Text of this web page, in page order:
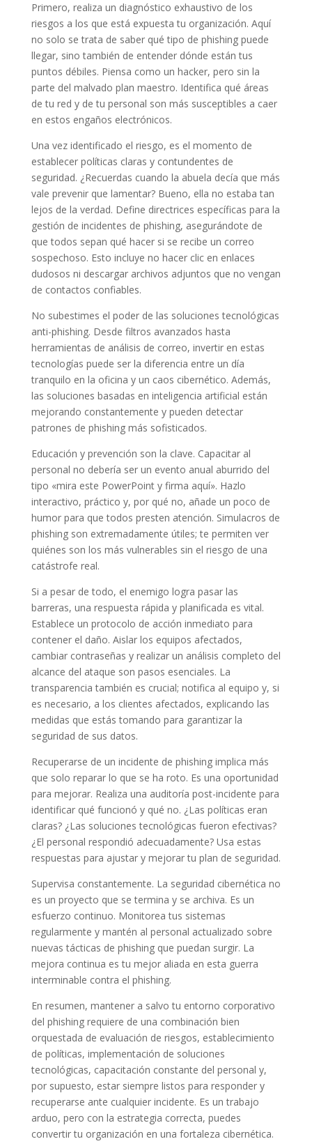
Primero, realiza un diagnóstico exhaustivo de los
riesgos a los que está expuesta tu organización. Aquí
no solo se trata de saber qué tipo de phishing puede
llegar, sino también de entender dónde están tus
puntos débiles. Piensa como un hacker, pero sin la
parte del malvado plan maestro. Identifica qué áreas
de tu red y de tu personal son más susceptibles a caer
en estos engaños electrónicos.
Una vez identificado el riesgo, es el momento de
establecer políticas claras y contundentes de
seguridad. ¿Recuerdas cuando la abuela decía que más
vale prevenir que lamentar? Bueno, ella no estaba tan
lejos de la verdad. Define directrices específicas para la
gestión de incidentes de phishing, asegurándote de
que todos sepan qué hacer si se recibe un correo
sospechoso. Esto incluye no hacer clic en enlaces
dudosos ni descargar archivos adjuntos que no vengan
de contactos confiables.
No subestimes el poder de las soluciones tecnológicas
anti-phishing. Desde filtros avanzados hasta
herramientas de análisis de correo, invertir en estas
tecnologías puede ser la diferencia entre un día
tranquilo en la oficina y un caos cibernético. Además,
las soluciones basadas en inteligencia artificial están
mejorando constantemente y pueden detectar
patrones de phishing más sofisticados.
Educación y prevención son la clave. Capacitar al
personal no debería ser un evento anual aburrido del
tipo «mira este PowerPoint y firma aquí». Hazlo
interactivo, práctico y, por qué no, añade un poco de
humor para que todos presten atención. Simulacros de
phishing son extremadamente útiles; te permiten ver
quiénes son los más vulnerables sin el riesgo de una
catástrofe real.
Si a pesar de todo, el enemigo logra pasar las
barreras, una respuesta rápida y planificada es vital.
Establece un protocolo de acción inmediato para
contener el daño. Aislar los equipos afectados,
cambiar contraseñas y realizar un análisis completo del
alcance del ataque son pasos esenciales. La
transparencia también es crucial; notifica al equipo y, si
es necesario, a los clientes afectados, explicando las
medidas que estás tomando para garantizar la
seguridad de sus datos.
Recuperarse de un incidente de phishing implica más
que solo reparar lo que se ha roto. Es una oportunidad
para mejorar. Realiza una auditoría post-incidente para
identificar qué funcionó y qué no. ¿Las políticas eran
claras? ¿Las soluciones tecnológicas fueron efectivas?
¿El personal respondió adecuadamente? Usa estas
respuestas para ajustar y mejorar tu plan de seguridad.
Supervisa constantemente. La seguridad cibernética no
es un proyecto que se termina y se archiva. Es un
esfuerzo continuo. Monitorea tus sistemas
regularmente y mantén al personal actualizado sobre
nuevas tácticas de phishing que puedan surgir. La
mejora continua es tu mejor aliada en esta guerra
interminable contra el phishing.
En resumen, mantener a salvo tu entorno corporativo
del phishing requiere de una combinación bien
orquestada de evaluación de riesgos, establecimiento
de políticas, implementación de soluciones
tecnológicas, capacitación constante del personal y,
por supuesto, estar siempre listos para responder y
recuperarse ante cualquier incidente. Es un trabajo
arduo, pero con la estrategia correcta, puedes
convertir tu organización en una fortaleza cibernética.